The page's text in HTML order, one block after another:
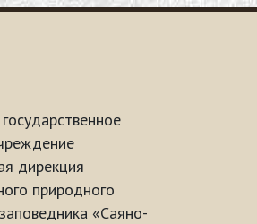
дирекция
природного
«Саяно-